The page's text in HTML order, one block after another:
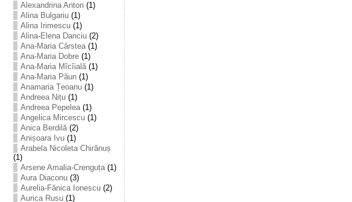
Alexandrina Anton(1)
Alina Bulgariu(1)
Alina Irimescu(1)
Alina-Elena Danciu(2)
Ana-Maria Cârstea(1)
Ana-Maria Dobre(1)
Ana-Maria Mîcîială(1)
Ana-Maria Păun(1)
Anamaria Țeoanu(1)
Andreea Nițu(1)
Andreea Pepelea(1)
Angelica Mircescu(1)
Anica Berdilă(2)
Anișoara Ivu(1)
Arabela Nicoleta Chirănuș
(1)
Arsene Amalia-Crenguța(1)
Aura Diaconu(3)
Aurelia-Fănica Ionescu(2)
Aurica Rusu(1)